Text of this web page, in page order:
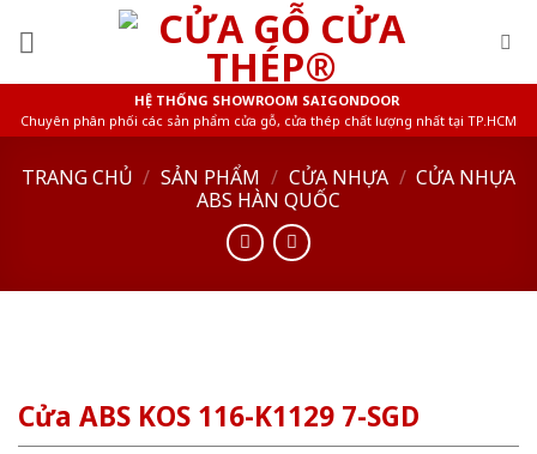
HỆ THỐNG SHOWROOM SAIGONDOOR
Chuyên phân phối các sản phẩm cửa gỗ, cửa thép chất lượng nhất tại TP.HCM
TRANG CHỦ / SẢN PHẨM / CỬA NHỰA / CỬA NHỰA
ABS HÀN QUỐC
Cửa ABS KOS 116-K1129 7-SGD